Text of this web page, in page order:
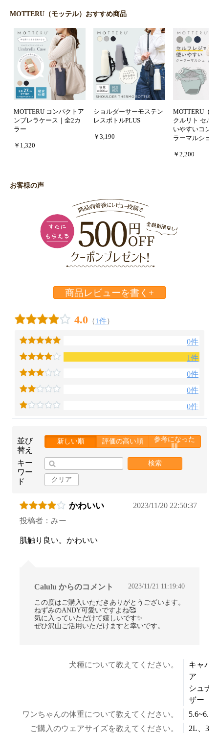
お買い物を続ける
MOTTERU（モッテル）おすすめ商品
MOTTERU コンパクトア
ンブレラケース｜全2カ
ラー
￥1,320
ショルダーサーモステン
レスボトルPLUS
￥3,190
MOTTERU（モ
クルリト セル
いやすいコン
ラーマルシェバ
￥2,200
お客様の声
商品レビューを書く+
4.0 （1件）
0件
1件
0件
0件
0件
並び
替え
新しい順 評価の高い順
参考になった
順
キー
ワー
ド
検索
クリア
かわいい
2023/11/20 22:50:37
投稿者：みー
肌触り良い。かわいい
Calulu からのコメント 2023/11/21 11:19:40
この度はご購入いただきありがとうございます。
ねずみのANDY可愛いですよね🥰
気に入っていただけて嬉しいです✨
ぜひ沢山ご活用いただけますと幸いです。
犬種について教えてください。
キャバ
ア
シュナ
ザー
ワンちゃんの体重について教えてください。
ご購入のウェアサイズを教えてください。
2L、3L